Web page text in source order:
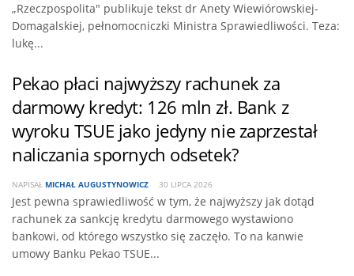
„Rzeczpospolita" publikuje tekst dr Anety Wiewiórowskiej-
Domagalskiej, pełnomocniczki Ministra Sprawiedliwości. Teza:
lukę...
Pekao płaci najwyższy rachunek za
darmowy kredyt: 126 mln zł. Bank z
wyroku TSUE jako jedyny nie zaprzestał
naliczania spornych odsetek?
NAPISAŁ MICHAŁ AUGUSTYNOWICZ 30 LIPCA 2026
Jest pewna sprawiedliwość w tym, że najwyższy jak dotąd
rachunek za sankcję kredytu darmowego wystawiono
bankowi, od którego wszystko się zaczęło. To na kanwie
umowy Banku Pekao TSUE...